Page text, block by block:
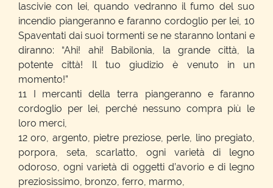
lascivie con lei, quando vedranno il fumo del suo
incendio piangeranno e faranno cordoglio per lei, 10
Spaventati dai suoi tormenti se ne staranno lontani e
diranno: “Ahi! ahi! Babilonia, la grande città, la
potente città! Il tuo giudizio è venuto in un
momento!”
11 I mercanti della terra piangeranno e faranno
cordoglio per lei, perché nessuno compra più le
loro merci,
12 oro, argento, pietre preziose, perle, lino pregiato,
porpora, seta, scarlatto, ogni varietà di legno
odoroso, ogni varietà di oggetti d’avorio e di legno
preziosissimo, bronzo, ferro, marmo,